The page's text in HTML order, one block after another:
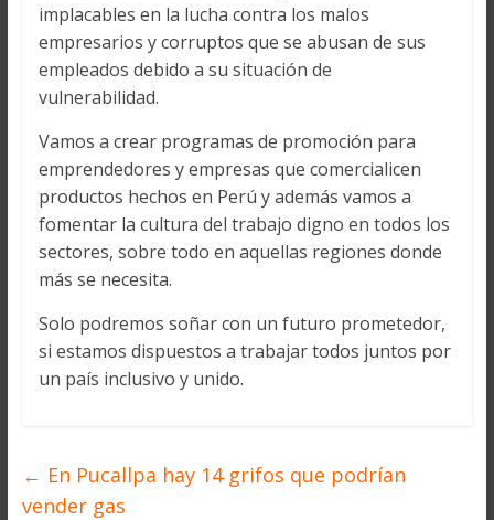
implacables en la lucha contra los malos
empresarios y corruptos que se abusan de sus
empleados debido a su situación de
vulnerabilidad.
Vamos a crear programas de promoción para
emprendedores y empresas que comercialicen
productos hechos en Perú y además vamos a
fomentar la cultura del trabajo digno en todos los
sectores, sobre todo en aquellas regiones donde
más se necesita.
Solo podremos soñar con un futuro prometedor,
si estamos dispuestos a trabajar todos juntos por
un país inclusivo y unido.
← En Pucallpa hay 14 grifos que podrían
vender gas